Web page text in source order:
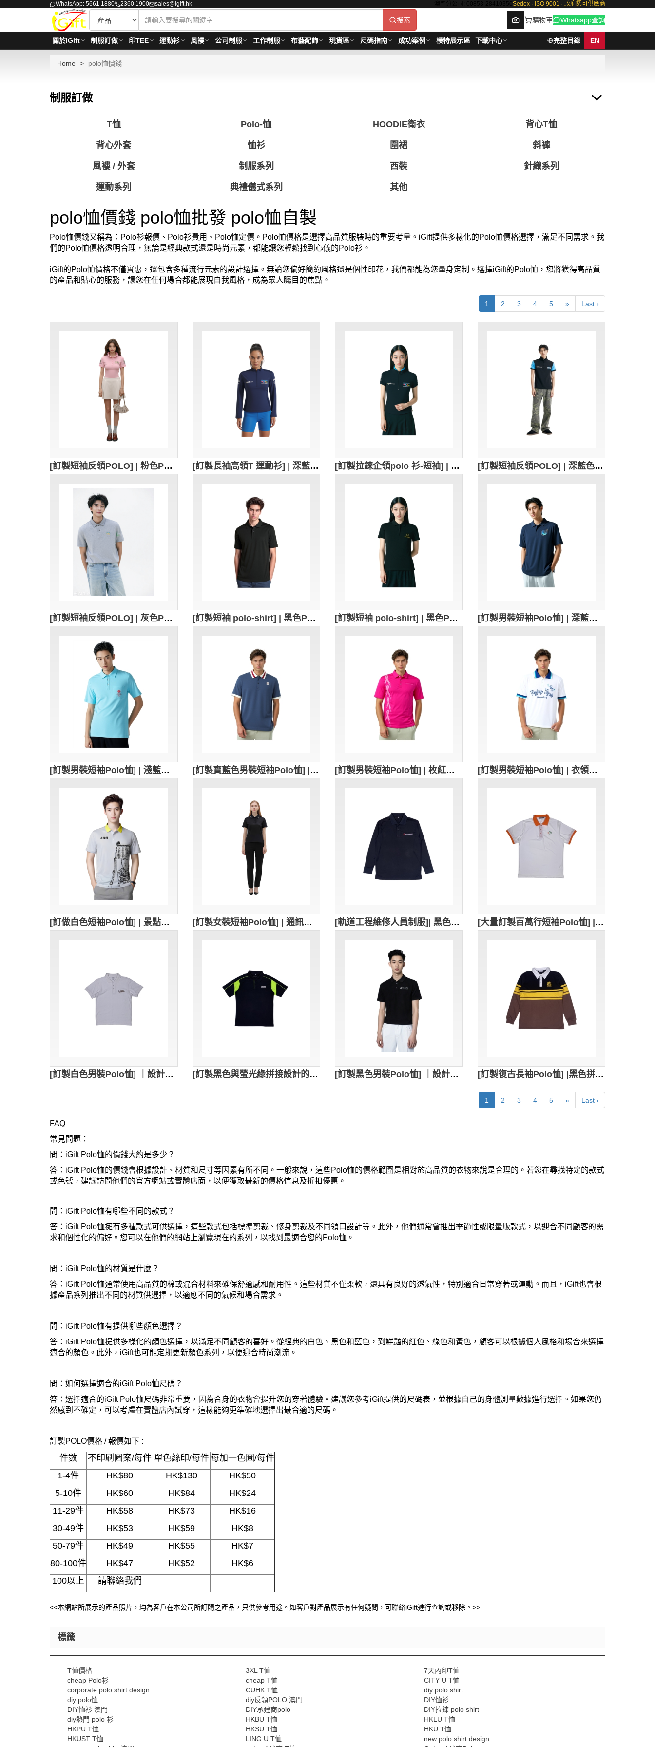
WhatsApp: 5661 1880 2360 1900 sales@igift.hk 澳門分公司: 00853-28410350 Sedex · ISO 9001 · 政府認可供應商
搜索 購物車 Whatsapp查詢
關於iGift 制服訂做 印TEE 運動衫 風褸 公司制服 工作制服 布藝配飾 現貨區 尺碼指南 成功案例 模特展示區 下載中心 完整目錄 EN
Home polo恤價錢
制服訂做
T恤 Polo-恤 HOODIE衛衣 背心T恤
背心外套 恤衫 圍裙 斜褲
風褸 / 外套 制服系列 西裝 針織系列
運動系列 典禮儀式系列 其他
polo恤價錢 polo恤批發 polo恤自製
Polo恤價錢又稱為：Polo衫報價、Polo衫費用、Polo恤定價。Polo恤價格是選擇高品質服裝時的重要考量。iGift提供多樣化的Polo恤價格選擇，滿足不同需求。我
們的Polo恤價格透明合理，無論是經典款式還是時尚元素，都能讓您輕鬆找到心儀的Polo衫。
iGift的Polo恤價格不僅實惠，還包含多種流行元素的設計選擇。無論您偏好簡約風格還是個性印花，我們都能為您量身定制。選擇iGift的Polo恤，您將獲得高品質
的產品和貼心的服務，讓您在任何場合都能展現自我風格，成為眾人矚目的焦點。
1 2 3 4 5 » Last ›
[訂製短袖反領POLO] | 粉色POLO衫 | 繡花logo | 修身女裝Polo恤 | Polo恤供應商 | 96.5%C + 3.5%sp | 女款5顆，男款及兒童 3顆. 紐扣為粉紅色扣 | P1901 [訂製長袖高領T 運動衫] | 深藍色拉鏈POLO衫 | 繡花logo | 修身女裝Polo恤 | Polo恤供應商 | 96%cotton,4%spandex | 不露牙的+拉鍊頂部耳仔+隱形拉鍊 | P1899 [訂製拉鍊企領polo 衫-短袖] | 深藍色POLO衫 | 繡花logo | 修身女裝Polo恤 | Polo恤供應商 | 93% 棉 + 7% 氨纶 | 衫底開叉處加藍色人字帶內貼 | 內領藍色設計 | P1898 [訂製短袖反領POLO] | 深藍色POLO衫 | 繡花logo | 修身男裝Polo恤 | Polo恤供應商 | 96%cotton,4%spandex | 衫底開叉處加藍色人字帶內貼 | P1897
[訂製短袖反領POLO] | 灰色POLO衫 | 繡花logo | 修身男裝Polo恤 | Polo恤供應商 | 100%cotton | P1896 [訂製短袖 polo-shirt] | 黑色POLO衫 | 繡花logo | 修身男裝Polo恤 | Polo恤供應商 | P1863 [訂製短袖 polo-shirt] | 黑色POLO衫 | 繡花logo | 修腰女裝Polo恤 | Polo恤供應商 | P1862 [訂製男裝短袖Polo恤] | 深藍色POLO衫 | 熱貼膜logo | Polo恤供應商 | 澳門大學教育學院 | P1861
[訂製男裝短袖Polo恤] | 淺藍色POLO衫 | 大紅色繡花logo | Polo恤供應商 | 澳門母親會 | P1860 [訂製寶藍色男裝短袖Polo恤] | 白色編織袖子 | 衣領白色撞色紅色+撞色灰色 | 100% cotton | Polo恤供應商 | 繡花章logo | P1859 [訂製男裝短袖Polo恤] | 枚紅色Polo設計 | 絲印logo設計 | Polo恤供應商 | P1858 [訂製男裝短袖Polo恤] | 衣領白色+ 淺藍色+深藍色設計 | 深藍色扁機袖 | 絲印logo設計 | Polo恤供應商 | 飛虎龍舟體育會 | P1856
[訂做白色短袖Polo恤] | 景點工作服 | 黃色翻領撞色設計 | 宗教活動 | Polo恤供應商 P1810 [訂製女裝短袖Polo恤] | 通訊設備短袖Polo恤 | 白色撞色條反領設計 | 修身短袖Polo恤制服公司 4S fitness 健身中心 P1808 [軌道工程維修人員制服]| 黑色長袖Polo恤 | 空調維修 安裝 | 汽車維修 | Polo恤專門店 三菱重工 P1801 [大量訂製百萬行短袖Polo恤] | 獨家設計撞色領Polo恤 | 慈善機構 | 推廣活動Polo恤 | 鏡湖醫院 P1800
[訂製白色男裝Polo恤] ｜設計1色繡花logo｜Polo衫採用經典翻領設計｜胸筒位置3顆鈕扣設計｜酒吧 員工制服｜THE RINK｜P1797 [訂製黑色與螢光綠拼接設計的短袖Polo衫] ｜設計肩膀與袖口部分有螢光綠條紋設計｜Polo衫採用經典翻領設計｜胸筒位置2顆鈕扣設計｜Tauruz｜汽車 美容 清洗 服務公司｜P1796 [訂製黑色男裝Polo恤] ｜設計單色繡花logo｜Polo衫採用經典翻領設計｜胸筒位置2顆鈕扣設計｜100%cotton｜Peak Security Limited｜P1775 [訂製復古長袖Polo恤] |黑色拼棕色款式Polo恤 | 黃色貼布設計Polo恤 | 撞色領Polo恤 欖球隊 隊衫 P1773
1 2 3 4 5 » Last ›
FAQ
常見問題：
問：iGift Polo恤的價錢大約是多少？
答：iGift Polo恤的價錢會根據設計、材質和尺寸等因素有所不同。一般來說，這些Polo恤的價格範圍是相對於高品質的衣物來說是合理的。若您在尋找特定的款式
或色號，建議訪問他們的官方網站或實體店面，以便獲取最新的價格信息及折扣優惠。
問：iGift Polo恤有哪些不同的款式？
答：iGift Polo恤擁有多種款式可供選擇，這些款式包括標準剪裁、修身剪裁及不同領口設計等。此外，他們通常會推出季節性或限量版款式，以迎合不同顧客的需
求和個性化的偏好。您可以在他們的網站上瀏覽現在的系列，以找到最適合您的Polo恤。
問：iGift Polo恤的材質是什麼？
答：iGift Polo恤通常使用高品質的棉或混合材料來確保舒適感和耐用性。這些材質不僅柔軟，還具有良好的透氣性，特別適合日常穿著或運動。而且，iGift也會根
據產品系列推出不同的材質供選擇，以適應不同的氣候和場合需求。
問：iGift Polo恤有提供哪些顏色選擇？
答：iGift Polo恤提供多樣化的顏色選擇，以滿足不同顧客的喜好。從經典的白色、黑色和藍色，到鮮豔的紅色、綠色和黃色，顧客可以根據個人風格和場合來選擇
適合的顏色。此外，iGift也可能定期更新顏色系列，以便迎合時尚潮流。
問：如何選擇適合的iGift Polo恤尺碼？
答：選擇適合的iGift Polo恤尺碼非常重要，因為合身的衣物會提升您的穿著體驗。建議您參考iGift提供的尺碼表，並根據自己的身體測量數據進行選擇。如果您仍
然感到不確定，可以考慮在實體店內試穿，這樣能夠更準確地選擇出最合適的尺碼。
訂製POLO價格 /報價如下 :
件數 不印刷圖案/每件 單色絲印/每件每加一色圖/每件
1-4件
HK$80 HK$130
HK$50
5-10件
HK$60 HK$84
HK$24
11-29件
HK$58 HK$73
HK$16
30-49件
HK$53 HK$59
HK$8
50-79件
HK$49 HK$55
HK$7
80-100件
HK$47 HK$52
HK$6
100以上
請聯絡我們
<<本網站所展示的產品照片，均為客戶在本公司所訂購之產品，只供參考用途。如客戶對產品展示有任何疑問，可聯絡iGift進行查詢或移除。>>
標籤
T恤價格 3XL T恤
7天內印T恤
cheap Polo衫
cheap T恤
CITY U T恤
corporate polo shirt design
CUHK T恤
diy polo shirt
diy polo恤
diy反領POLO 澳門
DIY恤衫
DIY恤衫 澳門
DIY承建商polo
DIY拉鍊 polo shirt
diy熱門 polo 衫
HKBU T恤
HKLU T恤
HKPU T恤
HKSU T恤
HKU T恤
HKUST T恤
LING U T恤
new polo shirt design